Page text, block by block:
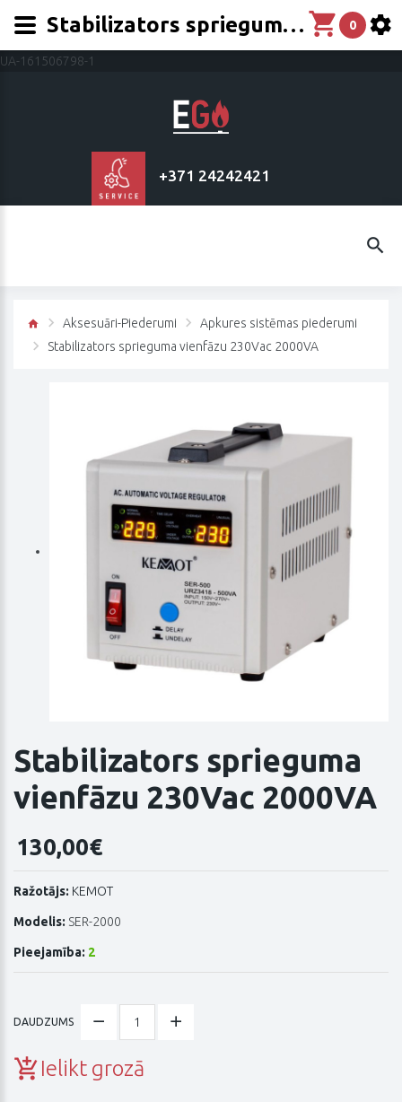
UA-161506798-1
+371 24242421
0
Aksesuāri-Piederumi
Apkures sistēmas piederumi
Stabilizators sprieguma vienfāzu 230Vac 2000VA
Stabilizators sprieguma
vienfāzu 230Vac 2000VA
130,00€
Ražotājs: KEMOT
Modelis: SER-2000
Pieejamība: 2
DAUDZUMS
Ielikt grozā
Stabilizators sprieguma vienfāzu 230Vac 2000VA